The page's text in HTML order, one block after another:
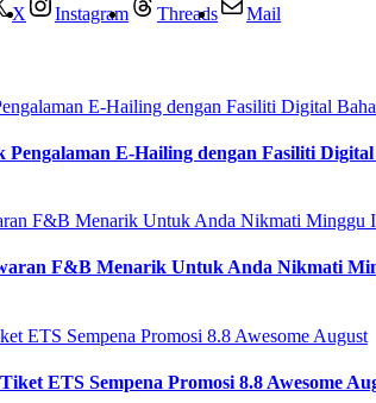
X Instagram Threads Mail
E-Hailing dengan Fasiliti Digital
E-Hailing dengan Fasiliti
F&B Menarik Untuk Anda Nikmati Minggu
F&B Menarik Untuk Anda Nikmati
ETS Sempena Promosi 8.8 Awesome August
ETS Sempena Promosi 8.8 Awesome